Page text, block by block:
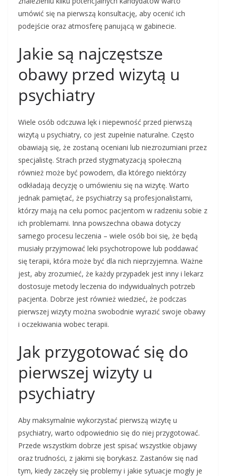
umówić się na pierwszą konsultację, aby ocenić ich
podejście oraz atmosferę panującą w gabinecie.
Jakie są najczęstsze
obawy przed wizytą u
psychiatry
Wiele osób odczuwa lęk i niepewność przed pierwszą
wizytą u psychiatry, co jest zupełnie naturalne. Często
obawiają się, że zostaną oceniani lub niezrozumiani przez
specjalistę. Strach przed stygmatyzacją społeczną
również może być powodem, dla którego niektórzy
odkładają decyzję o umówieniu się na wizytę. Warto
jednak pamiętać, że psychiatrzy są profesjonalistami,
którzy mają na celu pomoc pacjentom w radzeniu sobie z
ich problemami. Inna powszechna obawa dotyczy
samego procesu leczenia – wiele osób boi się, że będą
musiały przyjmować leki psychotropowe lub poddawać
się terapii, która może być dla nich nieprzyjemna. Ważne
jest, aby zrozumieć, że każdy przypadek jest inny i lekarz
dostosuje metody leczenia do indywidualnych potrzeb
pacjenta. Dobrze jest również wiedzieć, że podczas
pierwszej wizyty można swobodnie wyrazić swoje obawy
i oczekiwania wobec terapii.
Jak przygotować się do
pierwszej wizyty u
psychiatry
Aby maksymalnie wykorzystać pierwszą wizytę u
psychiatry, warto odpowiednio się do niej przygotować.
Przede wszystkim dobrze jest spisać wszystkie objawy
oraz trudności, z jakimi się borykasz. Zastanów się nad
tym, kiedy zaczęły się problemy i jakie sytuacje mogły je